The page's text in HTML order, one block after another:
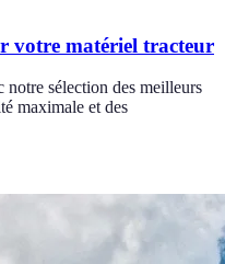
votre matériel tracteur
sélection des meilleurs
maximale et des